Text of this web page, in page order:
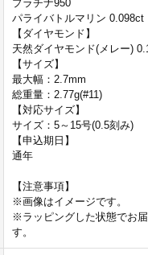
プラチナ950
パライバトルマリン 0.098ct
【ダイヤモンド】
天然ダイヤモンド(メレー)
【サイズ】
最大幅：2.7mm
総重量：2.77g(#11)
【対応サイズ】
サイズ：5～15号(0.5刻み)
【申込期日】
通年
【注意事項】
※画像はイメージです。
※ラッピングした状態でお
す。